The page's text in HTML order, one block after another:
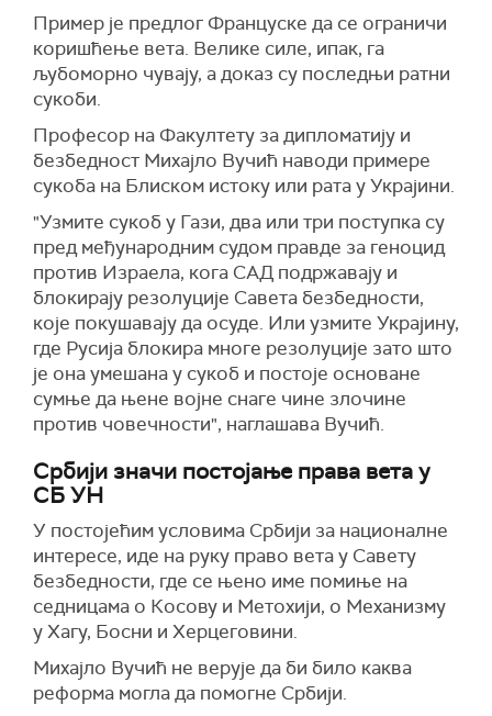
Пример је предлог Француске да се ограничи
коришћење вета. Велике силе, ипак, га
љубоморно чувају, а доказ су последњи ратни
сукоби.
Професор на Факултету за дипломатију и
безбедност Михајло Вучић наводи примере
сукоба на Блиском истоку или рата у Украјини.
"Узмите сукоб у Гази, два или три поступка су
пред међународним судом правде за геноцид
против Израела, кога САД подржавају и
блокирају резолуције Савета безбедности,
које покушавају да осуде. Или узмите Украјину,
где Русија блокира многе резолуције зато што
је она умешана у сукоб и постоје основане
сумње да њене војне снаге чине злочине
против човечности", наглашава Вучић.
Србији значи постојање права вета у
СБ УН
У постојећим условима Србији за националне
интересе, иде на руку право вета у Савету
безбедности, где се њено име помиње на
седницама о Косову и Метохији, о Механизму
у Хагу, Босни и Херцеговини.
Михајло Вучић не верује да би било каква
реформа могла да помогне Србији.